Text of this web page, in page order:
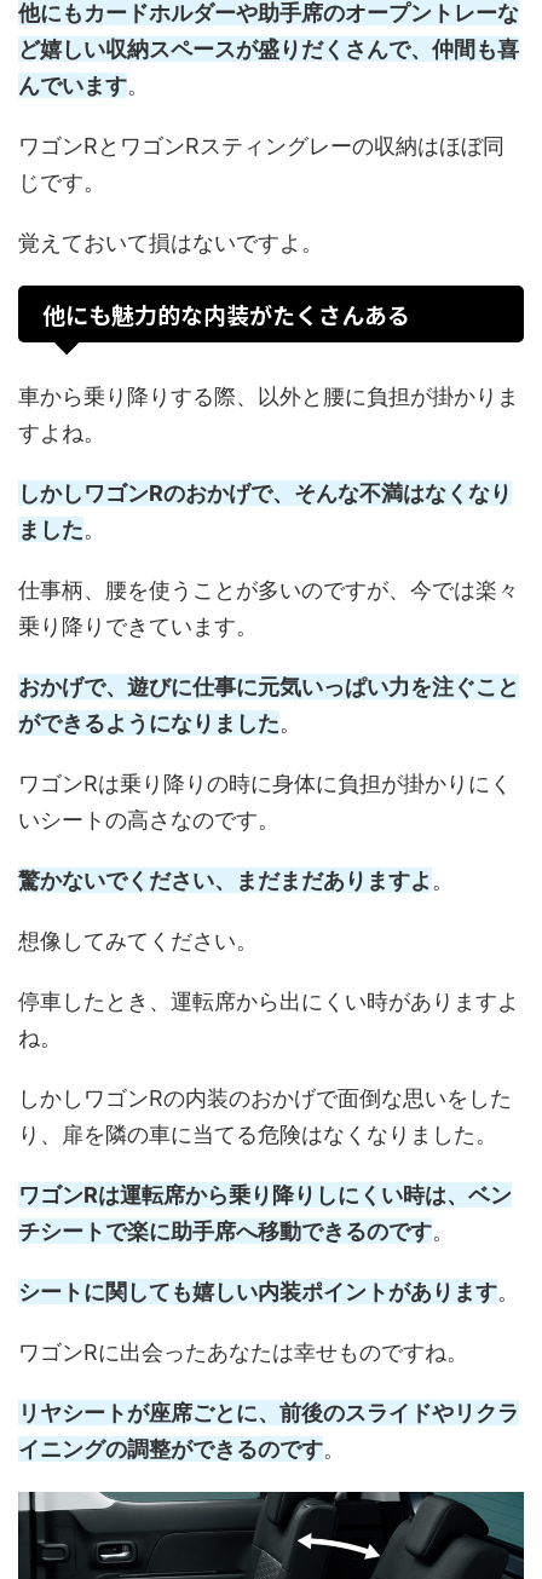
他にもカードホルダーや助手席のオープントレーな
ど嬉しい収納スペースが盛りだくさんで、仲間も喜
んでいます。
ワゴンRとワゴンRスティングレーの収納はほぼ同
じです。
覚えておいて損はないですよ。
他にも魅力的な内装がたくさんある
車から乗り降りする際、以外と腰に負担が掛かりま
すよね。
しかしワゴンRのおかげで、そんな不満はなくなり
ました。
仕事柄、腰を使うことが多いのですが、今では楽々
乗り降りできています。
おかげで、遊びに仕事に元気いっぱい力を注ぐこと
ができるようになりました。
ワゴンRは乗り降りの時に身体に負担が掛かりにく
いシートの高さなのです。
驚かないでください、まだまだありますよ 。
想像してみてください。
停車したとき、運転席から出にくい時がありますよ
ね。
しかしワゴンRの内装のおかげで面倒な思いをした
り、扉を隣の車に当てる危険はなくなりました。
ワゴンRは運転席から乗り降りしにくい時は、ベン
チシートで楽に助手席へ移動できるのです。
シートに関しても嬉しい内装ポイントがあります。
ワゴンRに出会ったあなたは幸せものですね。
リヤシートが座席ごとに、前後のスライドやリクラ
イニングの調整ができるのです。